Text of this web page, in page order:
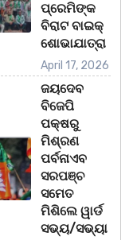
ପ୍ରେମିଙ୍କ
ବିରାଟ ବାଇକ୍
ଶୋଭାଯାତ୍ରା
April 17, 2026
ଜୟଦେବ
ବିଜେପି
ପକ୍ଷରୁ
ମିଶ୍ରଣ
ପର୍ବନାଏବ
ସରପଞ୍ଚ
ସମେତ
ମିଶିଲେ ୱାର୍ଡ
ସଭ୍ୟ/ସଭ୍ୟା